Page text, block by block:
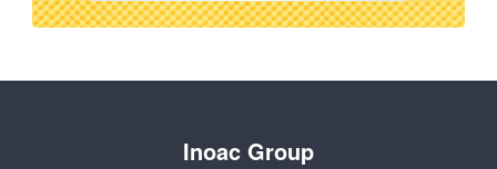
Inoac Group